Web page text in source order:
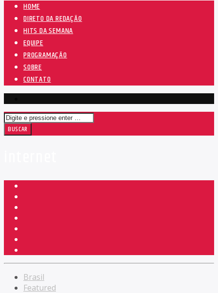
HOME
DIRETO DA REDAÇÃO
HITS DA SEMANA
EQUIPE
PROGRAMAÇÃO
SOBRE
CONTATO
Brasil
Featured